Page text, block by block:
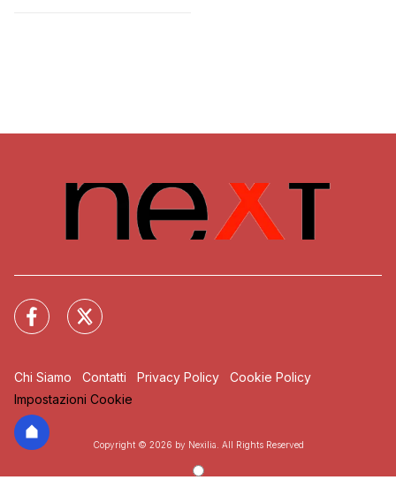
Chi Siamo Contatti Privacy Policy
Cookie Policy
Impostazioni Cookie
Copyright © 2026 by Nexilia. All Rights Reserved